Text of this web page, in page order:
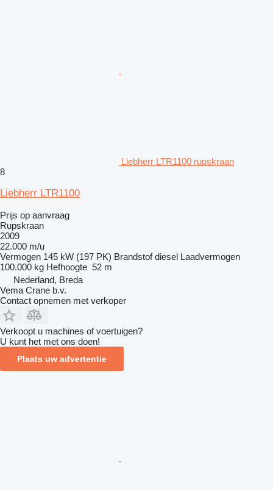
Liebherr LTR1100 rupskraan
8
Liebherr LTR1100
Prijs op aanvraag
Rupskraan
2009
22.000 m/u
Vermogen 145 kW (197 PK) Brandstof diesel Laadvermogen
100.000 kg Hefhoogte 52 m
Nederland, Breda
Vema Crane b.v.
Contact opnemen met verkoper
Verkoopt u machines of voertuigen?
U kunt het met ons doen!
Plaats uw advertentie